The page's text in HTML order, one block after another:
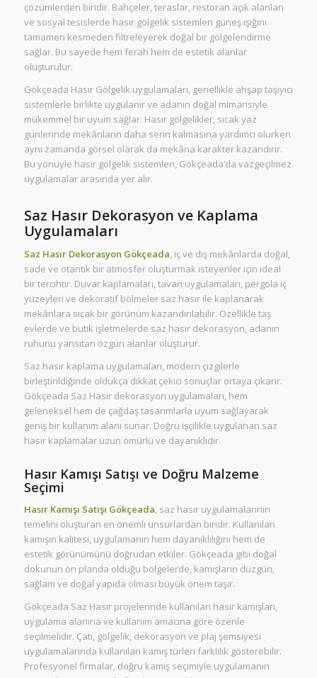
çözümlerden biridir. Bahçeler, teraslar, restoran açık alanları
ve sosyal tesislerde hasır gölgelik sistemleri güneş ışığını
tamamen kesmeden filtreleyerek doğal bir gölgelendirme
sağlar. Bu sayede hem ferah hem de estetik alanlar
oluşturulur.
Gökçeada Hasır Gölgelik uygulamaları, genellikle ahşap taşıyıcı
sistemlerle birlikte uygulanır ve adanın doğal mimarisiyle
mükemmel bir uyum sağlar. Hasır gölgelikler, sıcak yaz
günlerinde mekânların daha serin kalmasına yardımcı olurken
aynı zamanda görsel olarak da mekâna karakter kazandırır.
Bu yönüyle hasır gölgelik sistemleri, Gökçeada’da vazgeçilmez
uygulamalar arasında yer alır.
Saz Hasır Dekorasyon ve Kaplama
Uygulamaları
Saz Hasır Dekorasyon Gökçeada, iç ve dış mekânlarda doğal,
sade ve otantik bir atmosfer oluşturmak isteyenler için ideal
bir tercihtir. Duvar kaplamaları, tavan uygulamaları, pergola iç
yüzeyleri ve dekoratif bölmeler saz hasır ile kaplanarak
mekânlara sıcak bir görünüm kazandırılabilir. Özellikle taş
evlerde ve butik işletmelerde saz hasır dekorasyon, adanın
ruhunu yansıtan özgün alanlar oluşturur.
Saz hasır kaplama uygulamaları, modern çizgilerle
birleştirildiğinde oldukça dikkat çekici sonuçlar ortaya çıkarır.
Gökçeada Saz Hasır dekorasyon uygulamaları, hem
geleneksel hem de çağdaş tasarımlarla uyum sağlayarak
geniş bir kullanım alanı sunar. Doğru işçilikle uygulanan saz
hasır kaplamalar uzun ömürlü ve dayanıklıdır.
Hasır Kamışı Satışı ve Doğru Malzeme
Seçimi
Hasır Kamışı Satışı Gökçeada, saz hasır uygulamalarının
temelini oluşturan en önemli unsurlardan biridir. Kullanılan
kamışın kalitesi, uygulamanın hem dayanıklılığını hem de
estetik görünümünü doğrudan etkiler. Gökçeada gibi doğal
dokunun ön planda olduğu bölgelerde, kamışların düzgün,
sağlam ve doğal yapıda olması büyük önem taşır.
Gökçeada Saz Hasır projelerinde kullanılan hasır kamışları,
uygulama alanına ve kullanım amacına göre özenle
seçilmelidir. Çatı, gölgelik, dekorasyon ve plaj şemsiyesi
uygulamalarında kullanılan kamış türleri farklılık gösterebilir.
Profesyonel firmalar, doğru kamış seçimiyle uygulamanın